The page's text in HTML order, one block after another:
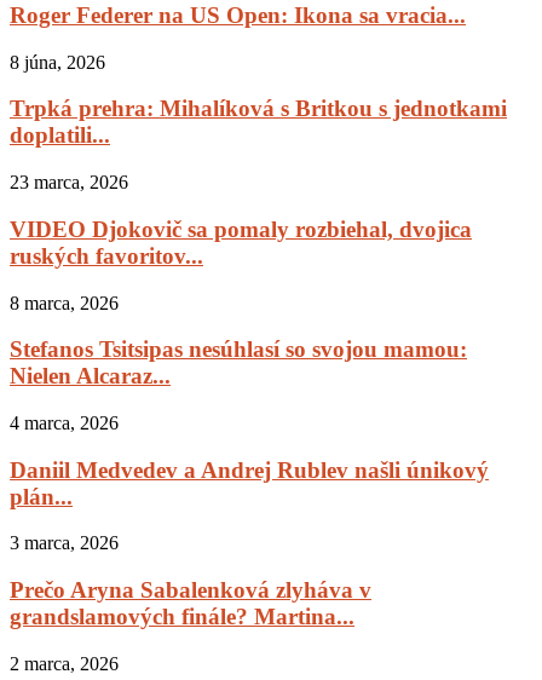
Roger Federer na US Open: Ikona sa vracia...
8 júna, 2026
Trpká prehra: Mihalíková s Britkou s jednotkami
doplatili...
23 marca, 2026
VIDEO Djokovič sa pomaly rozbiehal, dvojica
ruských favoritov...
8 marca, 2026
Stefanos Tsitsipas nesúhlasí so svojou mamou:
Nielen Alcaraz...
4 marca, 2026
Daniil Medvedev a Andrej Rublev našli únikový
plán...
3 marca, 2026
Prečo Aryna Sabalenková zlyháva v
grandslamových finále? Martina...
2 marca, 2026